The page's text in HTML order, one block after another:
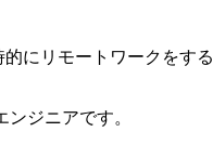
にリモートワークをする
ジニアです。